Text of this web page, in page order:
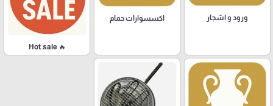
ورود و اشجار اكسسوارات حمام
🔥 Hot sale